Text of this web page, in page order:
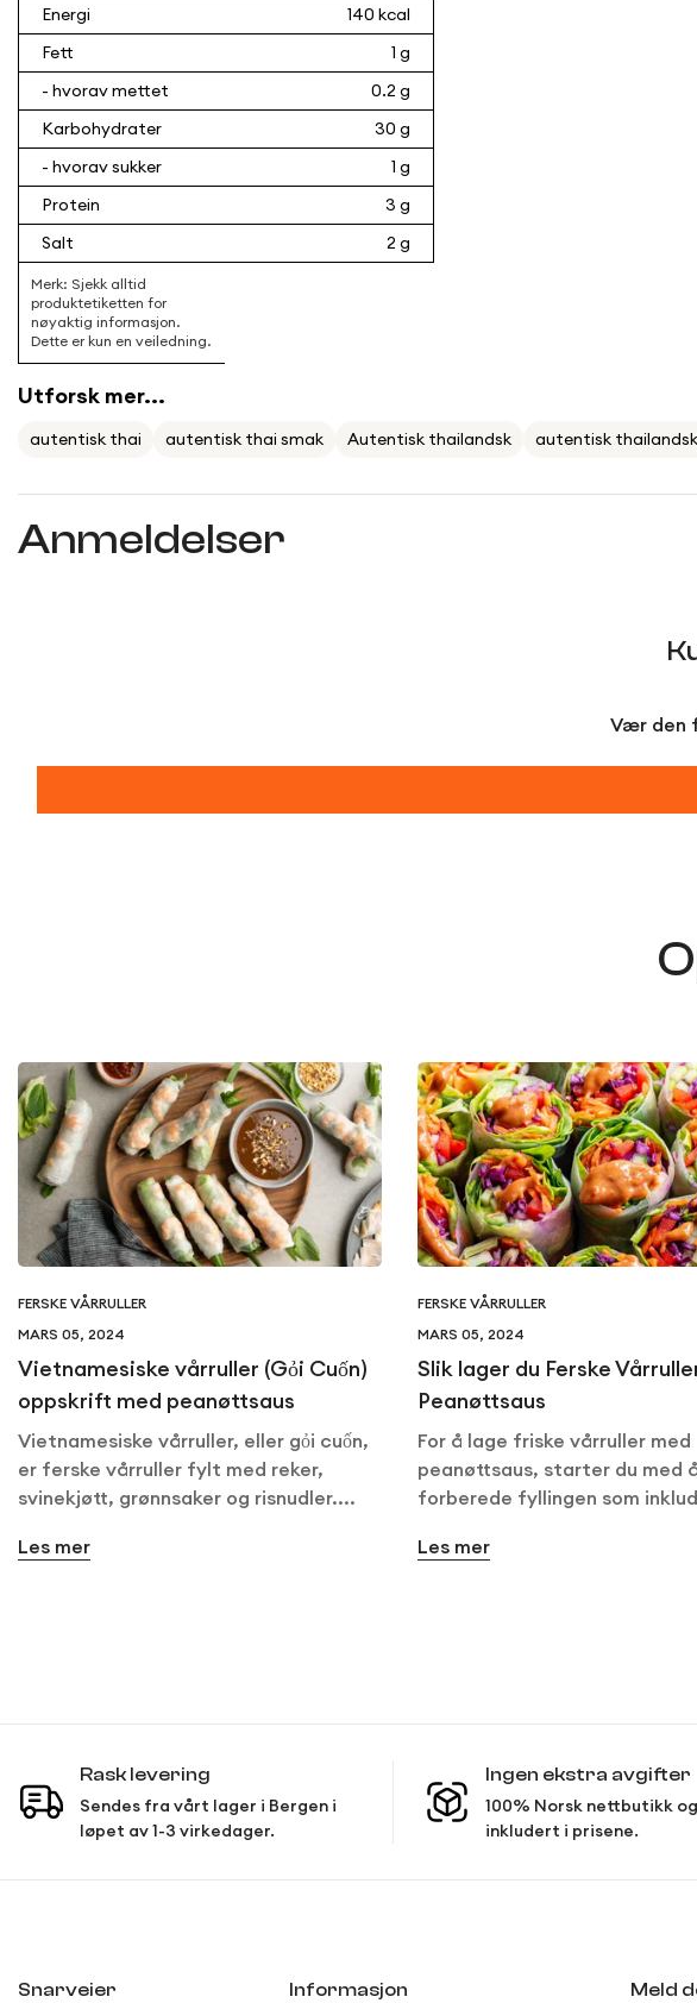
Energi
140 kcal
Fett
1 g
- hvorav mettet
0.2 g
Karbohydrater
30 g
- hvorav sukker
1 g
Protein
3 g
Salt
2 g
Utforsk mer...
autentisk thai autentisk thai smak Autentisk thailandsk autentisk
Anmeldelser
Vær den
FERSKE VÅRRULLER
MARS 05, 2024
Vietnamesiske vårruller (Gỏi Cuốn)
oppskrift med peanøttsaus
Vietnamesiske vårruller, eller gỏi cuốn,
er ferske vårruller fylt med reker,
svinekjøtt, grønnsaker og risnudler....
Les mer
FERSKE VÅRRULLER
MARS 05, 2024
Slik lager du Ferske
Peanøttsaus
For å lage friske vårruller med
peanøttsaus, starter du med å
forberede fyllingen som
Les mer
Rask levering
Sendes fra vårt lager i Bergen i
løpet av 1-3 virkedager.
Ingen ekstra avgifter
100% Norsk nettbutikk
inkludert i prisene.
Snarveier Informasjon Meld